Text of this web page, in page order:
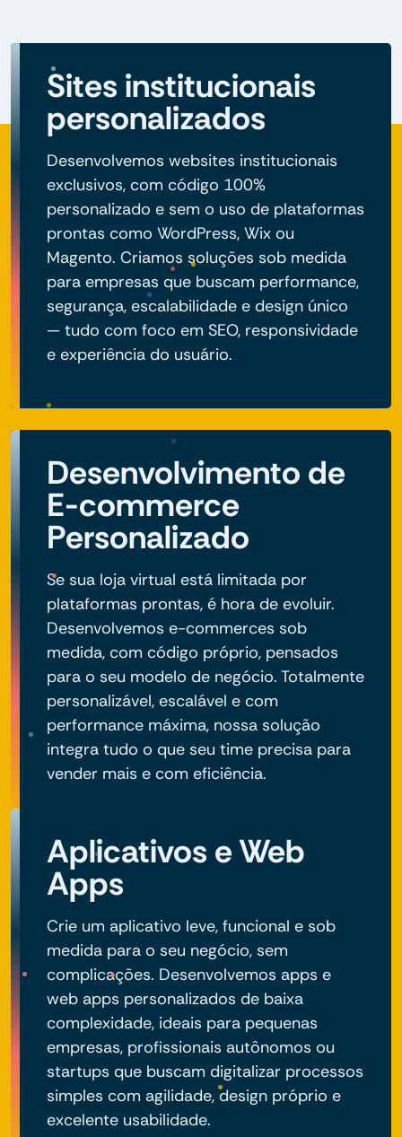
Sites institucionais
personalizados
Desenvolvemos websites institucionais
exclusivos, com código 100%
personalizado e sem o uso de plataformas
prontas como WordPress, Wix ou
Magento. Criamos soluções sob medida
para empresas que buscam performance,
segurança, escalabilidade e design único
— tudo com foco em SEO, responsividade
e experiência do usuário.
Desenvolvimento de
E-commerce
Personalizado
Se sua loja virtual está limitada por
plataformas prontas, é hora de evoluir.
Desenvolvemos e-commerces sob
medida, com código próprio, pensados
para o seu modelo de negócio. Totalmente
personalizável, escalável e com
performance máxima, nossa solução
integra tudo o que seu time precisa para
vender mais e com eficiência.
Aplicativos e Web
Apps
Crie um aplicativo leve, funcional e sob
medida para o seu negócio, sem
complicações. Desenvolvemos apps e
web apps personalizados de baixa
complexidade, ideais para pequenas
empresas, profissionais autônomos ou
startups que buscam digitalizar processos
simples com agilidade, design próprio e
excelente usabilidade.